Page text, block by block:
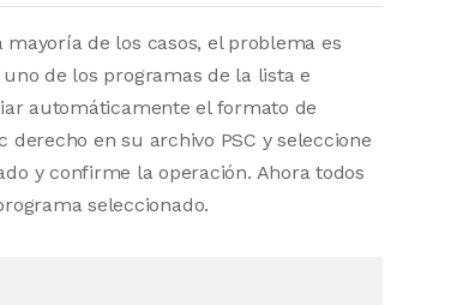
de los casos, el problema es
de los programas de la lista e
automáticamente el formato de
derecho en su archivo PSC y seleccione
y confirme la operación. Ahora todos
seleccionado.